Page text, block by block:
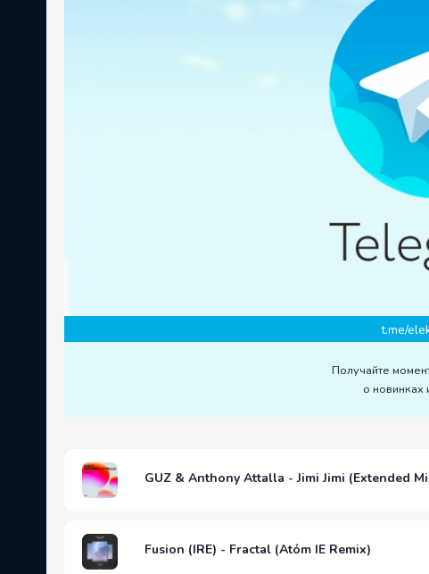
t.me/
Получайте
о новинках
GUZ & Anthony Attalla - Jimi Jimi (Extended
Fusion (IRE) - Fractal (Atóm IE Remix)